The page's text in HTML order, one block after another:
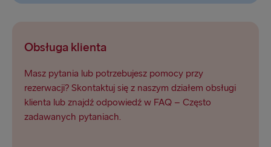
Obsługa klienta
Masz pytania lub potrzebujesz pomocy przy
rezerwacji? Skontaktuj się z naszym działem obsługi
klienta lub znajdź odpowiedź w FAQ – Często
zadawanych pytaniach.